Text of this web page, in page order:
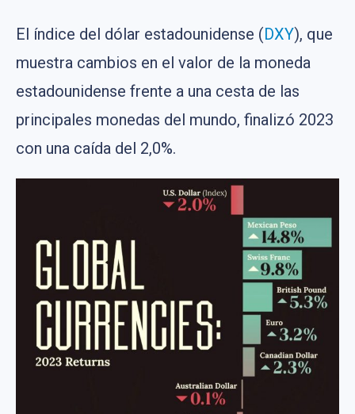
El índice del dólar estadounidense (DXY), que
muestra cambios en el valor de la moneda
estadounidense frente a una cesta de las
principales monedas del mundo, finalizó 2023
con una caída del 2,0%.